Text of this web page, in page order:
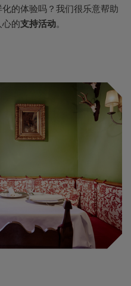
的体验吗？我们很乐意帮助
的支持活动。